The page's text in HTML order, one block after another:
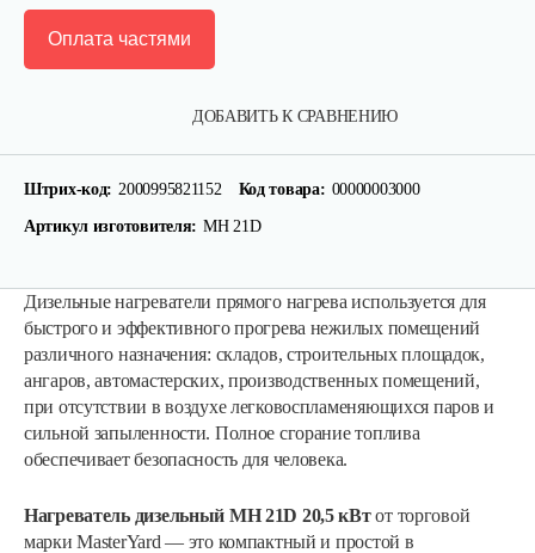
ДОБАВИТЬ К СРАВНЕНИЮ
Оплата частями
Штрих-код: 2000995821152 Код товара: 00000003000
Артикул изготовителя: MH 21D
Дизельные нагреватели прямого нагрева используется для
быстрого и эффективного прогрева нежилых помещений
различного назначения: складов, строительных площадок,
ангаров, автомастерских, производственных помещений,
при отсутствии в воздухе легковоспламеняющихся паров и
сильной запыленности. Полное сгорание топлива
обеспечивает безопасность для человека.
Нагреватель дизельный MH 21D 20,5 кВтот торговой
марки MasterYard — это компактный и простой в